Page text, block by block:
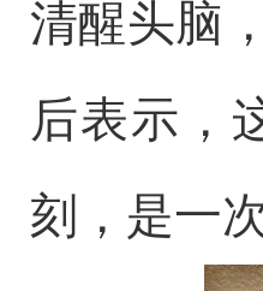
清醒头脑
后表示，
刻，是一